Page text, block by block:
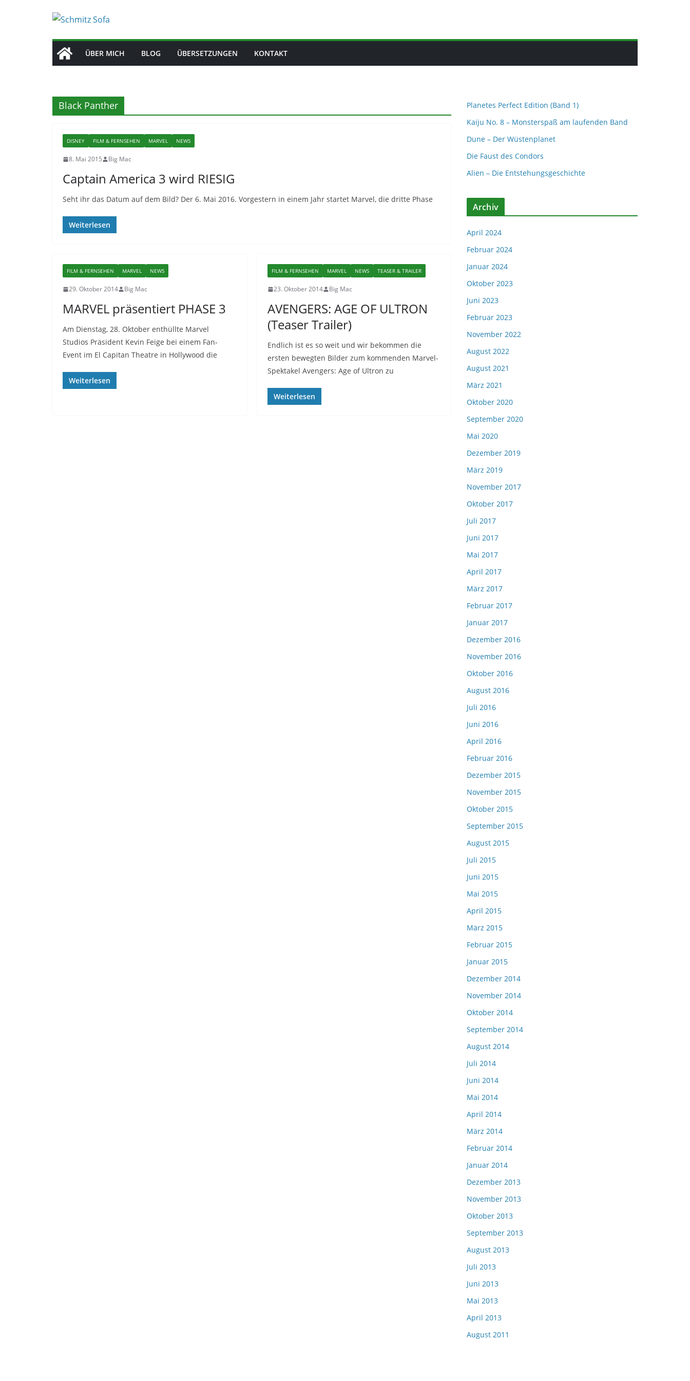
ÜBER MICH BLOG ÜBERSETZUNGEN KONTAKT
Black Panther
DISNEY FILM & FERNSEHEN MARVEL NEWS
8. Mai 2015 Big Mac
Captain America 3 wird RIESIG
Seht ihr das Datum auf dem Bild? Der 6. Mai 2016. Vorgestern in einem Jahr startet Marvel, die dritte Phase
Weiterlesen
FILM & FERNSEHEN MARVEL NEWS
29. Oktober 2014 Big Mac
MARVEL präsentiert PHASE 3
Am Dienstag, 28. Oktober enthüllte Marvel
Studios Präsident Kevin Feige bei einem Fan-
Event im El Capitan Theatre in Hollywood die
Weiterlesen
FILM & FERNSEHEN MARVEL NEWS TEASER & TRAILER
23. Oktober 2014 Big Mac
AVENGERS: AGE OF ULTRON
(Teaser Trailer)
Endlich ist es so weit und wir bekommen die
ersten bewegten Bilder zum kommenden Marvel-
Spektakel Avengers: Age of Ultron zu
Weiterlesen
Planetes Perfect Edition (Band 1)
Kaiju No. 8 – Monsterspaß am laufenden Band
Dune – Der Wüstenplanet
Die Faust des Condors
Alien – Die Entstehungsgeschichte
Archiv
April 2024
Februar 2024
Januar 2024
Oktober 2023
Juni 2023
Februar 2023
November 2022
August 2022
August 2021
März 2021
Oktober 2020
September 2020
Mai 2020
Dezember 2019
März 2019
November 2017
Oktober 2017
Juli 2017
Juni 2017
Mai 2017
April 2017
März 2017
Februar 2017
Januar 2017
Dezember 2016
November 2016
Oktober 2016
August 2016
Juli 2016
Juni 2016
April 2016
Februar 2016
Dezember 2015
November 2015
Oktober 2015
September 2015
August 2015
Juli 2015
Juni 2015
Mai 2015
April 2015
März 2015
Februar 2015
Januar 2015
Dezember 2014
November 2014
Oktober 2014
September 2014
August 2014
Juli 2014
Juni 2014
Mai 2014
April 2014
März 2014
Februar 2014
Januar 2014
Dezember 2013
November 2013
Oktober 2013
September 2013
August 2013
Juli 2013
Juni 2013
Mai 2013
April 2013
August 2011